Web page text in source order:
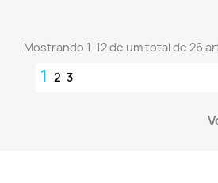
Mostrando 1-12 de um total de 26
1 2 3